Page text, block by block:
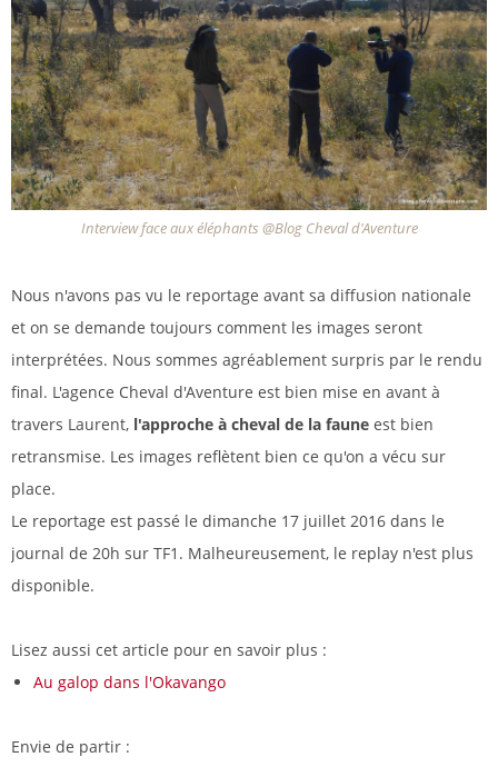
Interview face aux éléphants @Blog Cheval d'Aventure
Nous n'avons pas vu le reportage avant sa diffusion nationale
et on se demande toujours comment les images seront
interprétées. Nous sommes agréablement surpris par le rendu
final. L'agence Cheval d'Aventure est bien mise en avant à
travers Laurent, l'approche à cheval de la faune est bien
retransmise. Les images reflètent bien ce qu'on a vécu sur
place.
Le reportage est passé le dimanche 17 juillet 2016 dans le
journal de 20h sur TF1. Malheureusement, le replay n'est plus
disponible.
Lisez aussi cet article pour en savoir plus :
Au galop dans l'Okavango
Envie de partir :